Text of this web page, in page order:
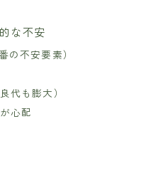
な不安
の不安要素）
代も膨大）
心配